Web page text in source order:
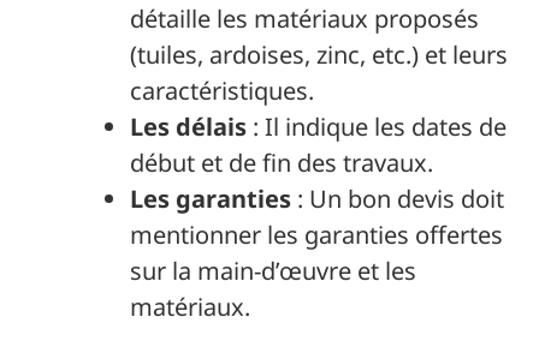
détaille les matériaux proposés
(tuiles, ardoises, zinc, etc.) et leurs
caractéristiques.
Les délais : Il indique les dates de
début et de fin des travaux.
Les garanties : Un bon devis doit
mentionner les garanties offertes
sur la main-d’œuvre et les
matériaux.